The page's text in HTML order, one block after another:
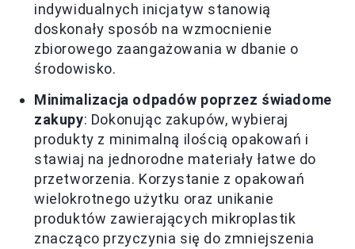
indywidualnych inicjatyw stanowią
doskonały sposób na wzmocnienie
zbiorowego zaangażowania w dbanie o
środowisko.
Minimalizacja odpadów poprzez świadome
zakupy: Dokonując zakupów, wybieraj
produkty z minimalną ilością opakowań i
stawiaj na jednorodne materiały łatwe do
przetworzenia. Korzystanie z opakowań
wielokrotnego użytku oraz unikanie
produktów zawierających mikroplastik
znacząco przyczynia się do zmniejszenia